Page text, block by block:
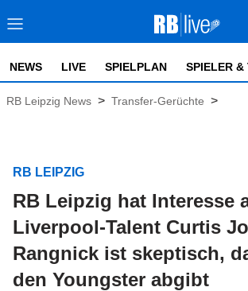
NEWS LIVE SPIELPLAN SPIELER &
RB Leipzig News > Transfer-Gerüchte >
RB LEIPZIG
RB Leipzig hat Interesse
Liverpool-Talent Curtis
Rangnick ist skeptisch,
den Youngster abgibt